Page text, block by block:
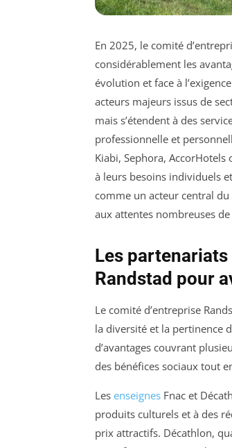
En 2025, le comité
considérablement les
évolution et face à
acteurs majeurs issus de
mais s’étendent à des
professionnelle et
Kiabi, Sephora,
à leurs besoins individuels
comme un acteur central
aux attentes nombreuses
Les
Randstad pour
Le comité d’entreprise
la diversité et la pertinence
d’avantages couvrant
des bénéfices sociaux tout
Les enseignes Fnac et
produits culturels et à des
prix attractifs. Décathlon,